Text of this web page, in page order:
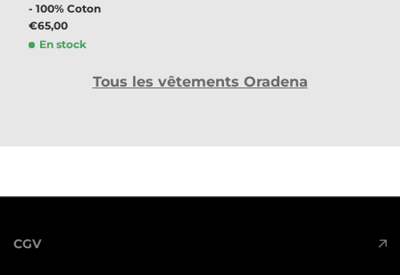
- 100% Coton
€65,00
En stock
Tous les vêtements Oradena
CGV